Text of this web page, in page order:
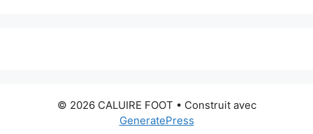
© 2026 CALUIRE FOOT • Construit avec
GeneratePress